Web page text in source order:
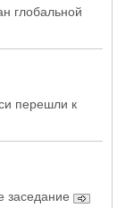
глобальной
перешли к
заседание